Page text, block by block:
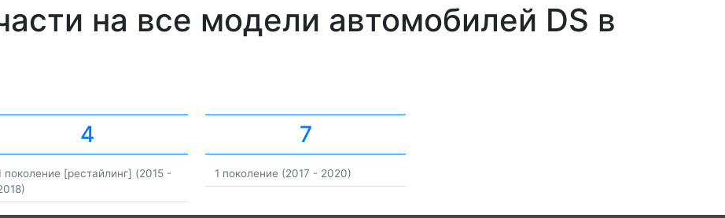
на все модели автомобилей DS в
4
поколение [рестайлинг] (2015 -
7
1 поколение (2017 - 2020)